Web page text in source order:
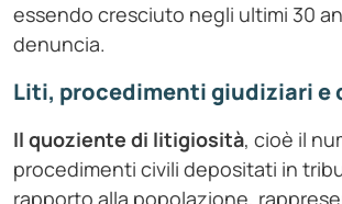
essendo cresciuto negli ultimi 30
denuncia.
Liti, procedimenti giudiziari e
Il quoziente di litigiosità, cioè il
procedimenti civili depositati in
rapporto alla popolazione,